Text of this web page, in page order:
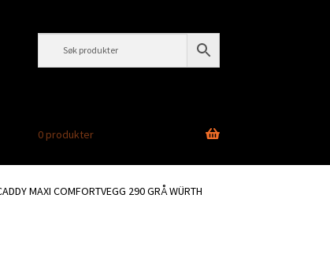
0 produkter
MAXI COMFORTVEGG 290 GRÅ WÜRTH